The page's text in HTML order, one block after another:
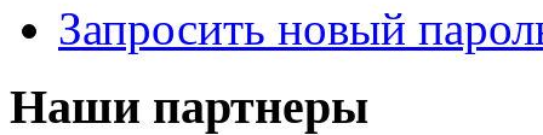
Запросить новый
Наши партнеры